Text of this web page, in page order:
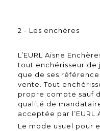
2 - Les enchères
L’EURL Aisne
tout enchérisseur de
que de ses
vente. Tout
propre compte sauf
qualité de
acceptée par l’EURL
Le mode usuel pour